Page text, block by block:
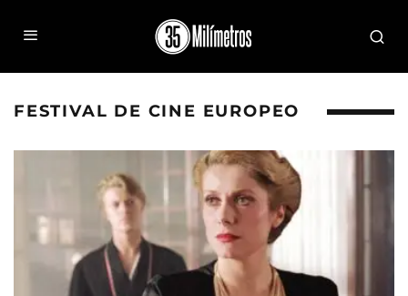
FESTIVAL DE CINE EUROPEO